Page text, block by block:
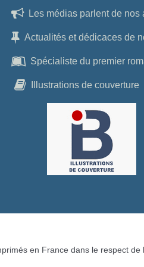
Les médias parlent de nos
Actualités et dédicaces de
Spécialiste du premier
Illustrations de couverture
en France dans le respect